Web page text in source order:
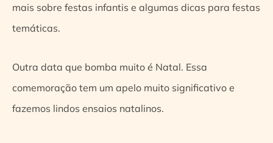
mais sobre festas infantis e algumas dicas para festas
temáticas.
Outra data que bomba muito é Natal. Essa
comemoração tem um apelo muito significativo e
fazemos lindos ensaios natalinos.